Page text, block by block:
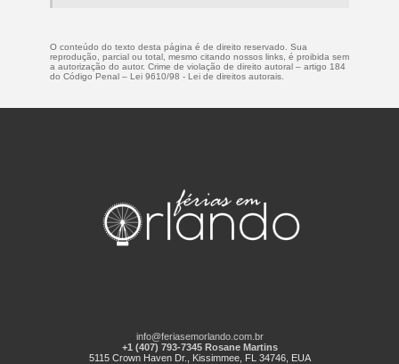
O conteúdo do texto desta página é de direito reservado. Sua
reprodução, parcial ou total, mesmo citando nossos links, é proibida sem
a autorização do autor. Crime de violação de direito autoral – artigo 184
do Código Penal – Lei 9610/98 - Lei de direitos autorais
info@feriasemorlando.com.br
+1 (407) 793-7345 Rosane Martins
5115 Crown Haven Dr., Kissimmee, FL 34746, EUA